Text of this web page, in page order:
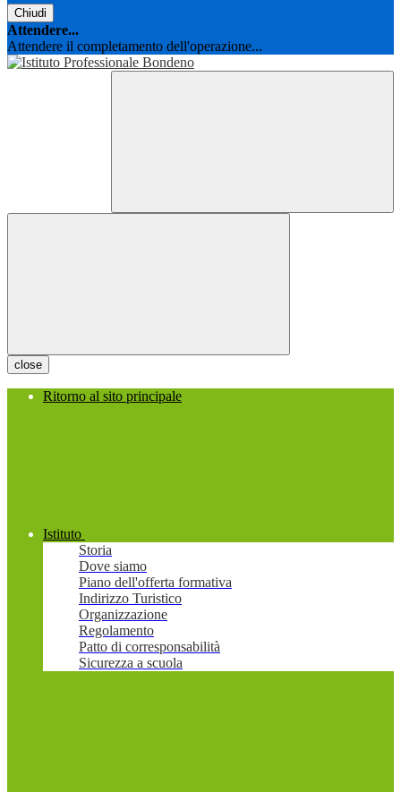
Chiudi
Attendere...
Attendere il completamento dell'operazione...
close
Ritorno al sito principale
Istituto
Storia
Dove siamo
Piano dell'offerta formativa
Indirizzo Turistico
Organizzazione
Regolamento
Patto di corresponsabilità
Sicurezza a scuola